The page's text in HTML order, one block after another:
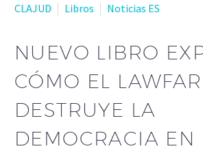
CLAJUD
Libros Noticias ES
NUEVO LIBRO
CÓMO EL
DESTRUYE LA
DEMOCRACIA EN